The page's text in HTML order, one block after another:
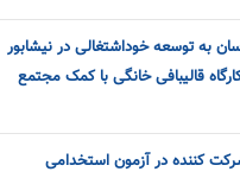
به توسعه خوداشتغالی در نیشابور
می گیرد: تجهیز 200 کارگاه قالیبافی خانگی با کمک مجتمع
کننده در آزمون استخدامی